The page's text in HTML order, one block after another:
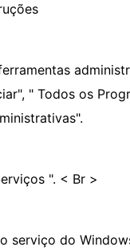
" Todos os
". < Br >
serviço do